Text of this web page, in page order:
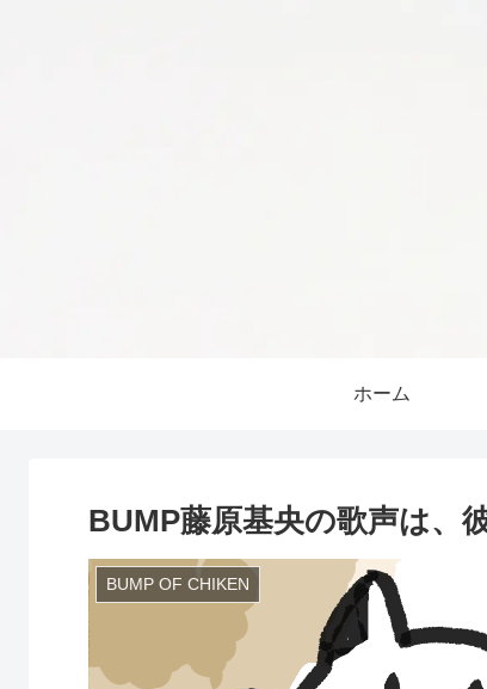
ホーム
BUMP藤原基央の歌声は、
BUMP OF CHIKEN